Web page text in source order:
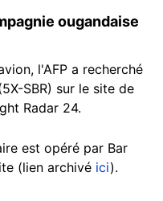
ougandaise
l'AFP a recherché
SBR) sur le site de
Radar 24.
est opéré par Bar
(lien archivé ici).